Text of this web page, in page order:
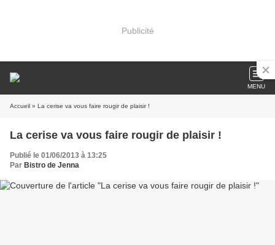
Publicité
MENU
Accueil » La cerise va vous faire rougir de plaisir !
La cerise va vous faire rougir de plaisir !
Publié le 01/06/2013 à 13:25
Par Bistro de Jenna